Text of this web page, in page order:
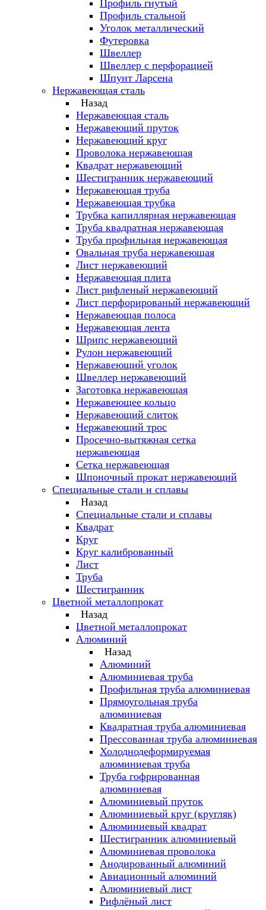
Профиль гнутый
Профиль стальной
Уголок металлический
Футеровка
Швеллер
Швеллер с перфорацией
Шпунт Ларсена
Нержавеющая сталь
Назад
Нержавеющая сталь
Нержавеющий пруток
Нержавеющий круг
Проволока нержавеющая
Квадрат нержавеющий
Шестигранник нержавеющий
Нержавеющая труба
Нержавеющая трубка
Трубка капиллярная нержавеющая
Труба квадратная нержавеющая
Труба профильная нержавеющая
Овальная труба нержавеющая
Лист нержавеющий
Нержавеющая плита
Лист рифленый нержавеющий
Лист перфорированый нержавеющий
Нержавеющая полоса
Нержавеющая лента
Шрипс нержавеющий
Рулон нержавеющий
Нержавеющий уголок
Швеллер нержавеющий
Заготовка нержавеющая
Нержавеющее кольцо
Нержавеющий слиток
Нержавеющий трос
Просечно-вытяжная сетка
нержавеющая
Сетка нержавеющая
Шпоночный прокат нержавеющий
Специальные стали и сплавы
Назад
Специальные стали и сплавы
Квадрат
Круг
Круг калиброванный
Лист
Труба
Шестигранник
Цветной металлопрокат
Назад
Цветной металлопрокат
Алюминий
Назад
Алюминий
Алюминиевая труба
Профильная труба алюминиевая
Прямоугольная труба
алюминиевая
Квадратная труба алюминиевая
Прессованная труба алюминиевая
Холоднодеформируемая
алюминиевая труба
Труба гофрированная
алюминиевая
Алюминиевый пруток
Алюминиевый круг (кругляк)
Алюминиевый квадрат
Шестигранник алюминиевый
Алюминиевая проволока
Анодированный алюминий
Авиационный алюминий
Алюминиевый лист
Рифлёный лист